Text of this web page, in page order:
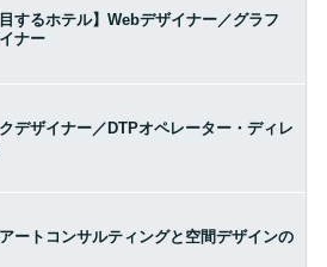
目するホテル】Webデザイナー／グラフ
ナー
デザイナー／DTPオペレーター・ディレ
ートコンサルティングと空間デザインの